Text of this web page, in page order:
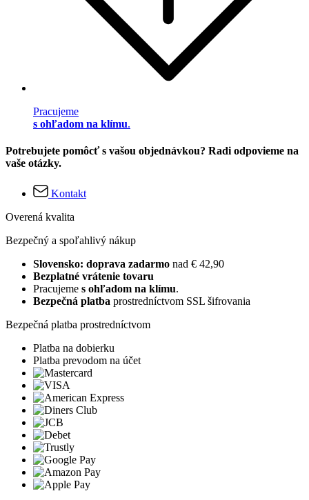
Pracujeme
s ohľadom na klímu.
Potrebujete pomôcť s vašou objednávkou? Radi odpovieme na
vaše otázky.
Kontakt
Overená kvalita
Bezpečný a spoľahlivý nákup
Slovensko: doprava zadarmo nad € 42,90
Bezplatné vrátenie tovaru
Pracujeme s ohľadom na klímu.
Bezpečná platba prostredníctvom SSL šifrovania
Bezpečná platba prostredníctvom
Platba na dobierku
Platba prevodom na účet